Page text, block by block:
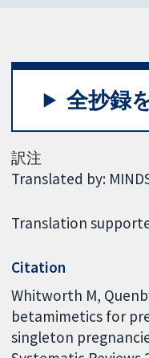
全抄録
訳注
Translated by:
Translation
Citation
Whitworth M,
betamimetics for
singleton